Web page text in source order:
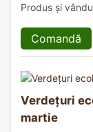
Produs și
Comandă
Verdețuri
martie